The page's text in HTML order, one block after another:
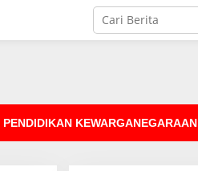
PENDIDIKAN KEWARGANEGARAAN